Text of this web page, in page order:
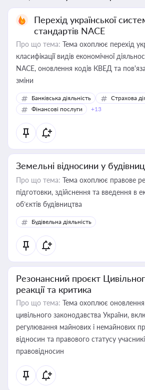
Перехід української
стандартів NACE
Про що тема: Тема охоплює перехід
класифікації видів економічної
NACE, оновлення кодів КВЕД та
зміни
Банківська діяльність
Страхова
Фінансові послуги
+13
Земельні відносини у
Про що тема: Тема охоплює правове
підготовки, здійснення та введення в
об’єктів будівництва
Будівельна діяльність
Резонансний проєкт
реакції та критика
Про що тема: Тема охоплює
цивільного законодавства України,
регулювання майнових і немайнових
відносин та правового статусу
правовідносин